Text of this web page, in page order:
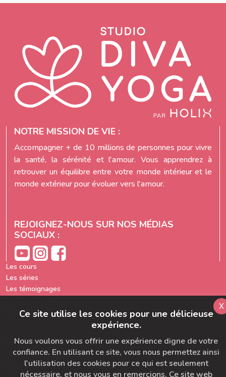
NOTRE MISSION DE VIE :
Accompagner + de 10 millions de personnes pour vivre
la santé, la sérénité et l'amour. Vous apprendrez à
retrouver un équilibre entre votre monde intérieur et le
monde extérieur pour évoluer vers l'amour.
REJOIGNEZ-NOUS SUR NOS MÉDIAS
SOCIAUX :
Les cours
Les séries
Les témoignages
Formation prof de yoga
FAQ
Ajoutez-nous à votre carnet d'adresse
Le bon départ
Ce site utilise les cookies pour une délicieuse
expérience.
Nous voulons vous offrir une expérience digne de votre
confiance. En utilisant ce site, vous nous permettez ainsi
l'utilisation des cookies pour ce qui est seulement
nécessaire, et nous vous en remercions. Ce site web
x